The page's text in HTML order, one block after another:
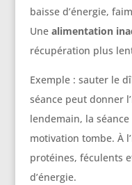
baisse d’énergie,
Une alimentation
récupération plus
Exemple : sauter le
séance peut donner
lendemain, la
motivation tombe. À
protéines, féculents
d’énergie.